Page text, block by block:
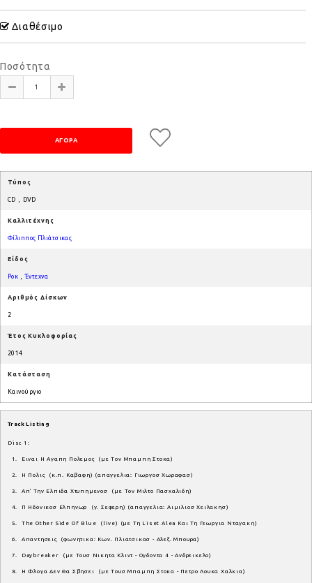
Διαθέσιμο
Ποσότητα
Τύπος
CD DVD
Καλλιτέχνης
Φίλιππος Πλιάτσικας
Είδος
Ροκ ,Έντεχνα
Αριθμός Δίσκων
2
Έτος Κυκλοφορίας
2014
Κατάσταση
Καινούργιο
Track Listing
Disc 1:
1. Ειναι Η Αγαπη Πολεμος (με Τον Μπαμπη Στοκα)
2. Η Πολις (κ.π. Καβαφη) (απαγγελια: Γιωργοσ Χωραφασ)
3. Απ' Την Ελπιδα Χτυπημενοσ (με Τον Μιλτο Πασχαλιδη)
4. Π Ηδονικοσ Ελπηνωρ (γ. Σεφερη) (απαγγελια: Αιμιλιοσ Χειλακησ)
5. The Other Side Of Blue (live) (με Τη Liset Alea Και Τη Γεωργια Νταγακη)
6. Απαντησεις (φωνητικα: Κων. Πλιατσικασ - Αλεξ. Μπουρα)
7. Daybreaker (με Τουσ Νικητα Κλιντ - Ογδοντα 4 - Ανδρεικελο)
8. Η Φλογα Δεν Θα Σβησει (με Τουσ Μπαμπη Στοκα - Πετρο Λουκα Χαλκια)